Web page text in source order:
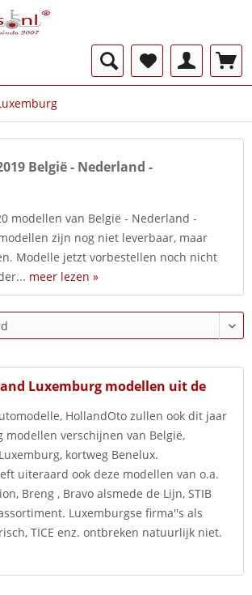
België - Nederland -
modellen van België - Nederland -
zijn nog niet leverbaar, maar
Modelle jetzt vorbestellen noch nicht
meer lezen »
Luxemburg modellen uit de
HollandOto zullen ook dit jaar
modellen verschijnen van België,
kortweg Benelux.
uiteraard ook deze modellen van o.a.
Breng , Bravo alsmede de Lijn, STIB
Luxemburgse firma''s als
TICE enz. ontbreken natuurlijk niet.